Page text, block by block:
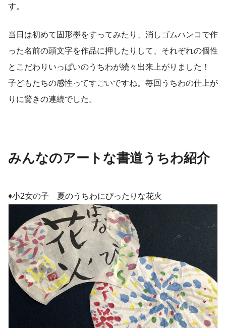
す。
当日は初めて固形墨をすってみたり、消しゴムハンコで作
った名前の頭文字を作品に押したりして、それぞれの個性
とこだわりいっぱいのうちわが続々出来上がりました！
子どもたちの感性ってすごいですね。毎回うちわの仕上が
りに驚きの連続でした。
みんなのアートな書道うちわ紹介
♦︎小2女の子 夏のうちわにぴったりな花火